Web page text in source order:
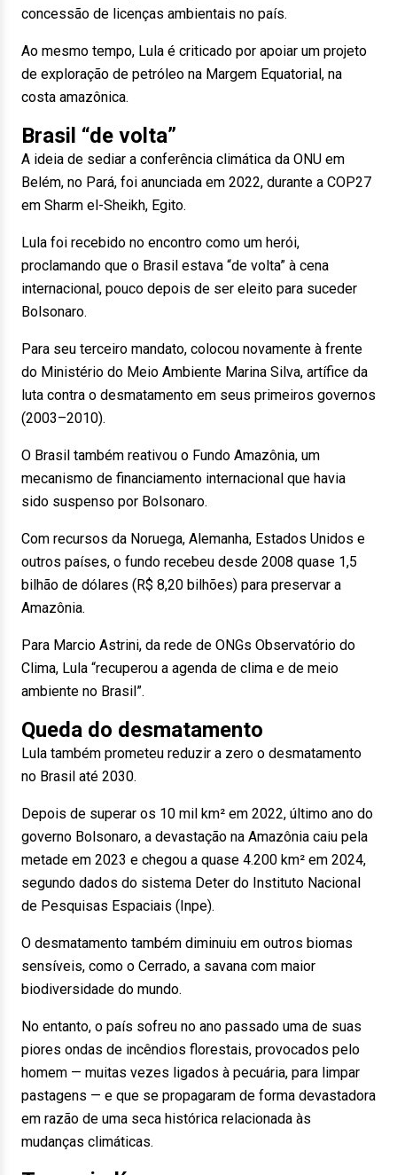
concessão de licenças ambientais no país.
Ao mesmo tempo, Lula é criticado por apoiar um projeto
de exploração de petróleo na Margem Equatorial, na
costa amazônica.
Brasil “de volta”
A ideia de sediar a conferência climática da ONU em
Belém, no Pará, foi anunciada em 2022, durante a COP27
em Sharm el-Sheikh, Egito.
Lula foi recebido no encontro como um herói,
proclamando que o Brasil estava “de volta” à cena
internacional, pouco depois de ser eleito para suceder
Bolsonaro.
Para seu terceiro mandato, colocou novamente à frente
do Ministério do Meio Ambiente Marina Silva, artífice da
luta contra o desmatamento em seus primeiros governos
(2003–2010).
O Brasil também reativou o Fundo Amazônia, um
mecanismo de financiamento internacional que havia
sido suspenso por Bolsonaro.
Com recursos da Noruega, Alemanha, Estados Unidos e
outros países, o fundo recebeu desde 2008 quase 1,5
bilhão de dólares (R$ 8,20 bilhões) para preservar a
Amazônia.
Para Marcio Astrini, da rede de ONGs Observatório do
Clima, Lula “recuperou a agenda de clima e de meio
ambiente no Brasil”.
Queda do desmatamento
Lula também prometeu reduzir a zero o desmatamento
no Brasil até 2030.
Depois de superar os 10 mil km² em 2022, último ano do
governo Bolsonaro, a devastação na Amazônia caiu pela
metade em 2023 e chegou a quase 4.200 km² em 2024,
segundo dados do sistema Deter do Instituto Nacional
de Pesquisas Espaciais (Inpe).
O desmatamento também diminuiu em outros biomas
sensíveis, como o Cerrado, a savana com maior
biodiversidade do mundo.
No entanto, o país sofreu no ano passado uma de suas
piores ondas de incêndios florestais, provocados pelo
homem — muitas vezes ligados à pecuária, para limpar
pastagens — e que se propagaram de forma devastadora
em razão de uma seca histórica relacionada às
mudanças climáticas.